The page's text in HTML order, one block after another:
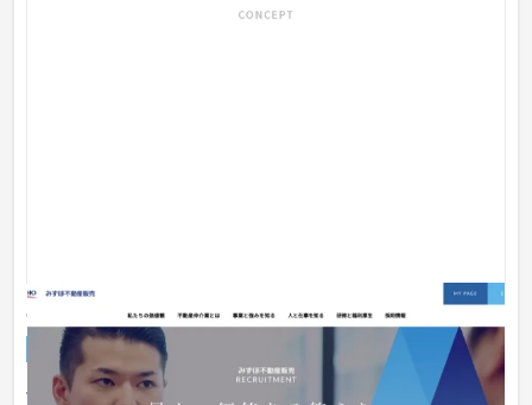
みずほ不動産販売株式会社 採用サイト
採用サイト 不動産・マンション
他社との違いや求める人材像からコンセプトを固め、会社の価